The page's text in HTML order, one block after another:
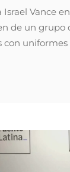
Vance
de un grupo
con